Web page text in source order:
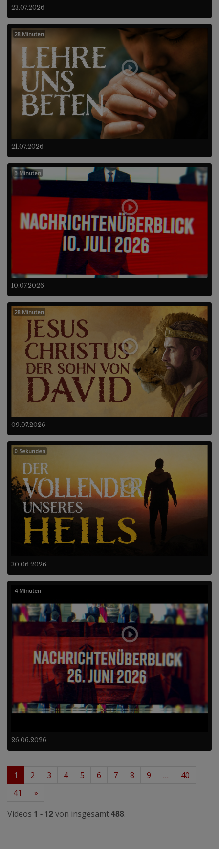
23.07.2026
21.07.2026
28 Minuten
10.07.2026
3 Minuten
09.07.2026
28 Minuten
30.06.2026
0 Sekunden
26.06.2026
4 Minuten
1 2 3 4 5 6 7 8 9 …
40
41
»
Videos 1 - 12 von insgesamt488.